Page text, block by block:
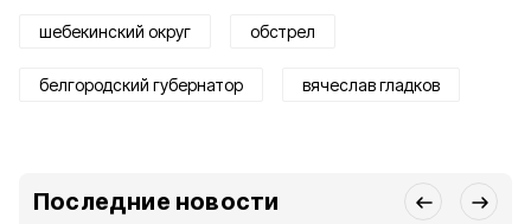
шебекинский округ обстрел
белгородский губернатор вячеслав гладков
Последние новости